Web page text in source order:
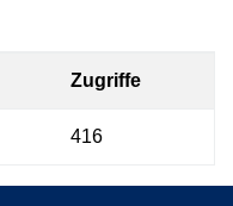
Zugriffe
416